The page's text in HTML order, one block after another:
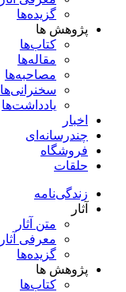
گزیده‌ها
پژوهش ها
کتاب‌ها
مقاله‌ها
مصاحبه‌ها
سخنرانی‌ها
یادداشت‌ها
اخبار
چندرسانه‌ای
فروشگاه
حلقات
زندگی‌نامه
آثار
متن آثار
معرفی آثار
گزیده‌ها
پژوهش ها
کتاب‌ها